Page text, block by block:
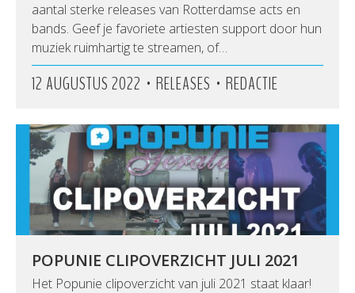
aantal sterke releases van Rotterdamse acts en
bands. Geef je favoriete artiesten support door hun
muziek ruimhartig te streamen, of…
12 AUGUSTUS 2022 • RELEASES • REDACTIE
POPUNIE CLIPOVERZICHT JULI 2021
Het Popunie clipoverzicht van juli 2021 staat klaar!